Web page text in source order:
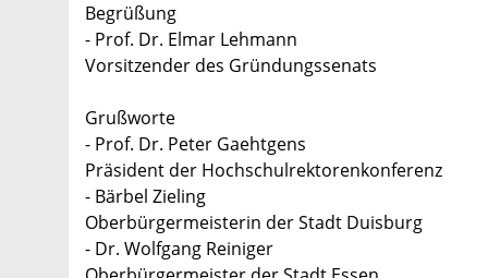
Begrüßung
- Prof. Dr. Elmar Lehmann
Vorsitzender des Gründungssenats
Grußworte
- Prof. Dr. Peter Gaehtgens
Präsident der Hochschulrektorenkonferenz
- Bärbel Zieling
Oberbürgermeisterin der Stadt Duisburg
- Dr. Wolfgang Reiniger